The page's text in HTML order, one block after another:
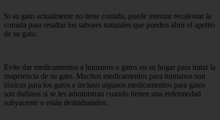
Si su gato actualmente no tiene comida, puede intentar recalentar la
comida para resaltar los sabores naturales que pueden abrir el apetito
de su gato.
Evite dar medicamentos a humanos o gatos en su hogar para tratar la
inapetencia de su gato. Muchos medicamentos para humanos son
tóxicos para los gatos e incluso algunos medicamentos para gatos
son dañinos si se les administran cuando tienen una enfermedad
subyacente o están deshidratados.